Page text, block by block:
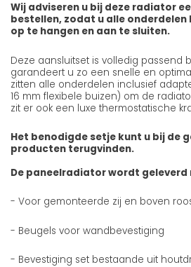
Wij adviseren u bij deze radiator
bestellen, zodat u alle
op te hangen en aan te sluiten.
Deze aansluitset is volledig passend
garandeert u zo een snelle en
zitten alle onderdelen inclusief
16 mm flexibele buizen) om de
zit er ook een luxe thermostatische
Het benodigde setje kunt u bij de
producten terugvinden.
De paneelradiator wordt geleverd
- Voor gemonteerde zij en boven
- Beugels voor wandbevestiging
- Bevestiging set bestaande uit